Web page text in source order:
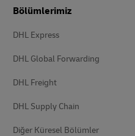
Bölümlerimiz
DHL Express
DHL Global Forwarding
DHL Freight
DHL Supply Chain
Diğer Küresel Bölümler